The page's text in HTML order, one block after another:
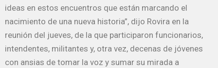
ideas en estos encuentros que están marcando el
nacimiento de una nueva historia”, dijo Rovira en la
reunión del jueves, de la que participaron funcionarios,
intendentes, militantes y, otra vez, decenas de jóvenes
con ansias de tomar la voz y sumar su mirada a